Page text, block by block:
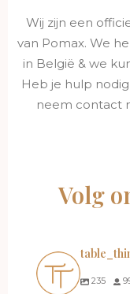
Wij zijn een
van Pomax. We
in België & we
Heb je hulp
neem contact
Volg
235